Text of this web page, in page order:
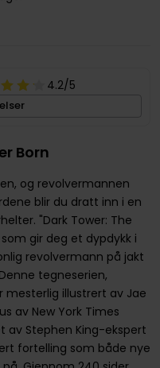
4.2/5
Born
og revolvermannen
blir du dratt inn i en
"Dark Tower: The
gir deg et dypdykk i
revolvermann på jakt
tegneserien,
mesterlig illustrert av Jae
av New York Times
av Stephen King-ekspert
fortelling som både nye